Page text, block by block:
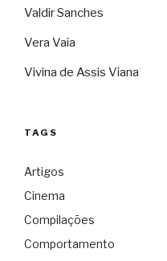
Valdir Sanches
Vera Vaia
Vivina de Assis Viana
TAGS
Artigos
Cinema
Compilações
Comportamento